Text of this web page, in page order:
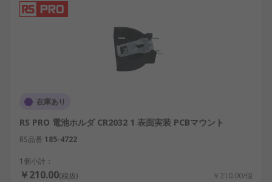
電源を供給し続けるため、多数の機器向けの充電器
池充電器や 12 V バッテリー充電器及び電気自動車
用充電ステーションも含まれます。
ーバンクやソーラー充電器を取り揃えています。
在庫あり
RS PRO 電池ホルダ CR2032 1 表面実装 PCBマウント
RS品番 185-4722
1個小計：
￥210.00(税抜) ￥210.00/個